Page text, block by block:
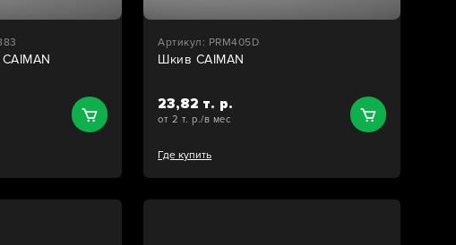
Артикул: PRM405D
Шкив CAIMAN
23,82 т. р.
от 2 т. р./в мес
Где купить